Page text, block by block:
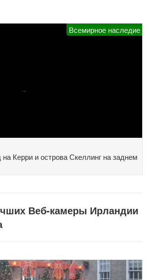
Всемирное наследие
Керри и острова Скеллинг на заднем
Веб-камеры Ирландии